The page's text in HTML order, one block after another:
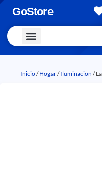
GoStore
Inicio/Hogar/Iluminacion /